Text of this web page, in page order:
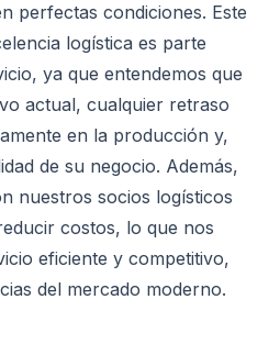
perfectas condiciones. Este
logística es parte
ya que entendemos que
actual, cualquier retraso
en la producción y,
de su negocio. Además,
nuestros socios logísticos
costos, lo que nos
eficiente y competitivo,
del mercado moderno.